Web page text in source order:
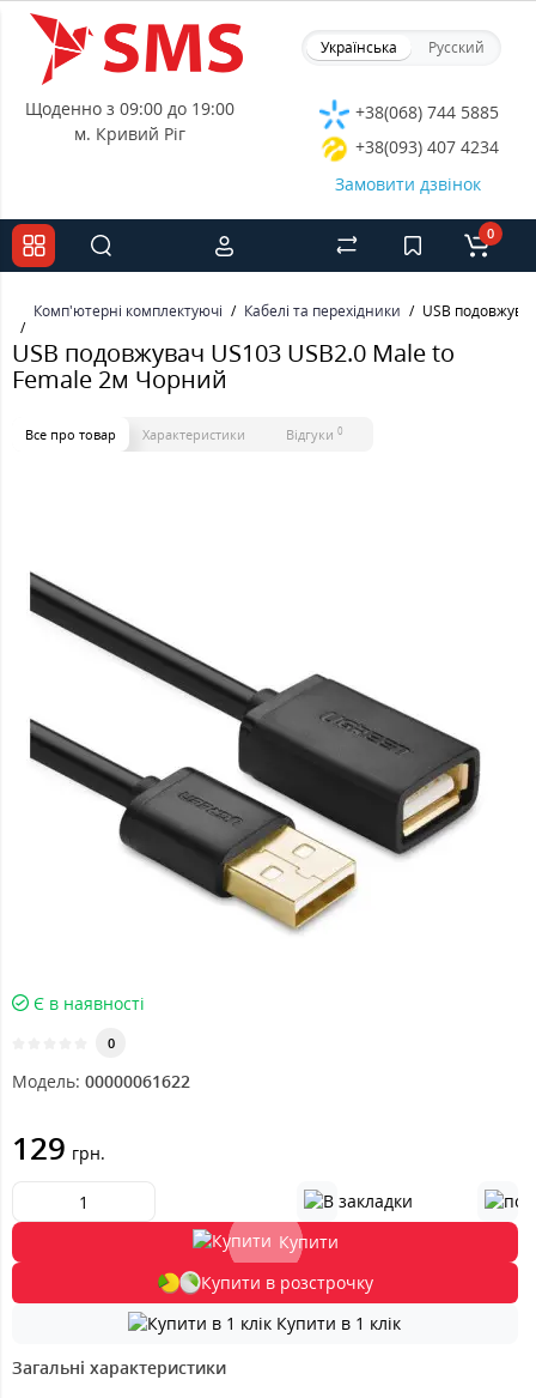
Українська Русский
Щоденно з 09:00 до 19:00
м. Кривий Ріг
+38(068) 744 5885
+38(093) 407 4234
Замовити дзвінок
0
Комп'ютерні комплектуючі Кабелі та перехідники USB
USB подовжувач US103 USB2.0 Male to
Female 2м Чорний
Все про товар Характеристики Відгуки 0
Є в наявності
0
Модель: 00000061622
129 грн.
Купити
Купити в розстрочку
Купити в 1 клік
Загальні характеристики